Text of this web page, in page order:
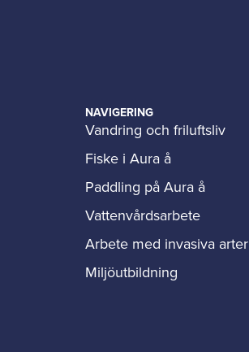
NAVIGERING
Vandring och friluftsliv
Fiske i Aura å
Paddling på Aura å
Vattenvårdsarbete
Arbete med invasiva arter
Miljöutbildning